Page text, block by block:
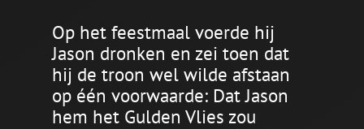
Op het feestmaal voerde hij
Jason dronken en zei toen dat
hij de troon wel wilde afstaan
op één voorwaarde: Dat Jason
hem het Gulden Vlies zou